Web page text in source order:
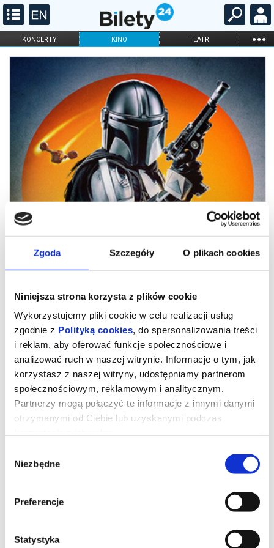
Zgoda Szczegóły O plikach cookies
Niniejsza strona korzysta z plików cookie
Wykorzystujemy pliki cookie w celu realizacji usług
zgodnie z Polityką cookies, do spersonalizowania treści
i reklam, aby oferować funkcje społecznościowe i
analizować ruch w naszej witrynie. Informacje o tym, jak
korzystasz z naszej witryny, udostępniamy partnerom
społecznościowym, reklamowym i analitycznym.
Partnerzy mogą połączyć te informacje z innymi danymi
otrzymanymi od Ciebie lub uzyskanymi podczas
zgody
Niezbędne
Preferencje
Statystyka
KONCERTY KINO TEATR ...
FILHARMONIA OPERA I BALET
STAND-UP
ONLINE KARNETY
GWIEZDNE WOJNY: MANDALORIAN I
GROGU - DUBBING
Złowrogie Imperium upadło, a imperialni watażkowie wciąż są
o pomoc do legendarnego mandaloriańskiego łowcy nagród, Dina
Djarina, i jego młodego ucznia, Grogu.